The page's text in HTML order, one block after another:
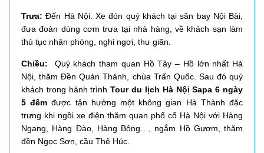
Trưa:Đến Hà Nội. Xe đón quý khách tại sân bay Nội Bài,
đưa đoàn dùng cơm trưa tại nhà hàng, về khách sạn làm
thủ tục nhân phòng, nghỉ ngơi, thư giãn.
Chiều:
Quý khách tham quan Hồ Tây – Hồ lớn nhất Hà
Nội, thăm Đền Quán Thánh, chùa Trấn Quốc. Sau đó quý
khách trong hành trìnhTour du lịch Hà Nội Sapa 6 ngày
5 đêmđược tận hưởng một không gian Hà Thành đặc
trưng khi ngồi xe điện thăm quan phố cổ Hà Nội với Hàng
Ngang, Hàng Đào, Hàng Bông…, ngắm Hồ Gươm, thăm
đền Ngọc Sơn, cầu Thê Húc.